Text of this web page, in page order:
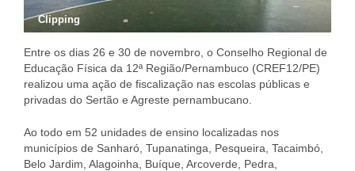
Clipping
Entre os dias 26 e 30 de novembro, o Conselho Regional de
Educação Física da 12ª Região/Pernambuco (CREF12/PE)
realizou uma ação de fiscalização nas escolas públicas e
privadas do Sertão e Agreste pernambucano.
Ao todo em 52 unidades de ensino localizadas nos
municípios de Sanharó, Tupanatinga, Pesqueira, Tacaimbó,
Belo Jardim, Alagoinha, Buíque, Arcoverde, Pedra,